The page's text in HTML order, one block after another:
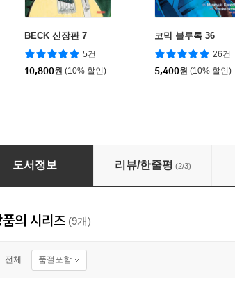
BECK 신장판 7
5건
10,800원 (10% 할인)
코믹 블루록 36
26건
5,400원 (10% 할인)
신장판 6
도서정보 리뷰/한줄평 (2/3)
의 시리즈 (9개)
전체 품절포함